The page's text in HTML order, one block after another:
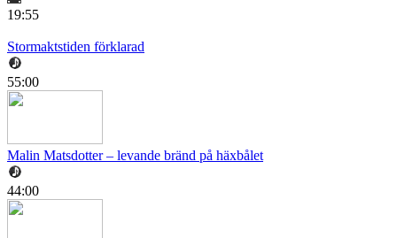
19:55
Stormaktstiden förklarad
55:00
Malin Matsdotter – levande bränd på häxbålet
44:00